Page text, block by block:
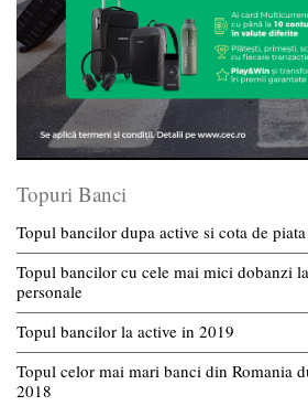
Topuri Banci
Topul bancilor dupa active si cota de
Topul bancilor cu cele mai mici dobanzi
personale
Topul bancilor la active in 2019
Topul celor mai mari banci din Romania
2018